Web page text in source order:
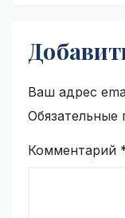
Ваш адрес
Обязательные
Комментарий